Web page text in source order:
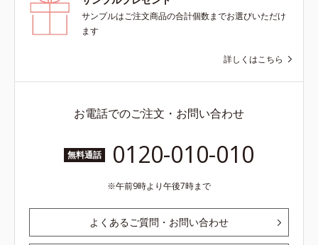
サンプルはご注文商品の合計個数までお選びいただけ
ます
詳しくはこちら
お電話でのご注文・お問い合わせ
無料通話 0120-010-010
午前9時より午後7時まで
よくあるご質問・お問い合わせ